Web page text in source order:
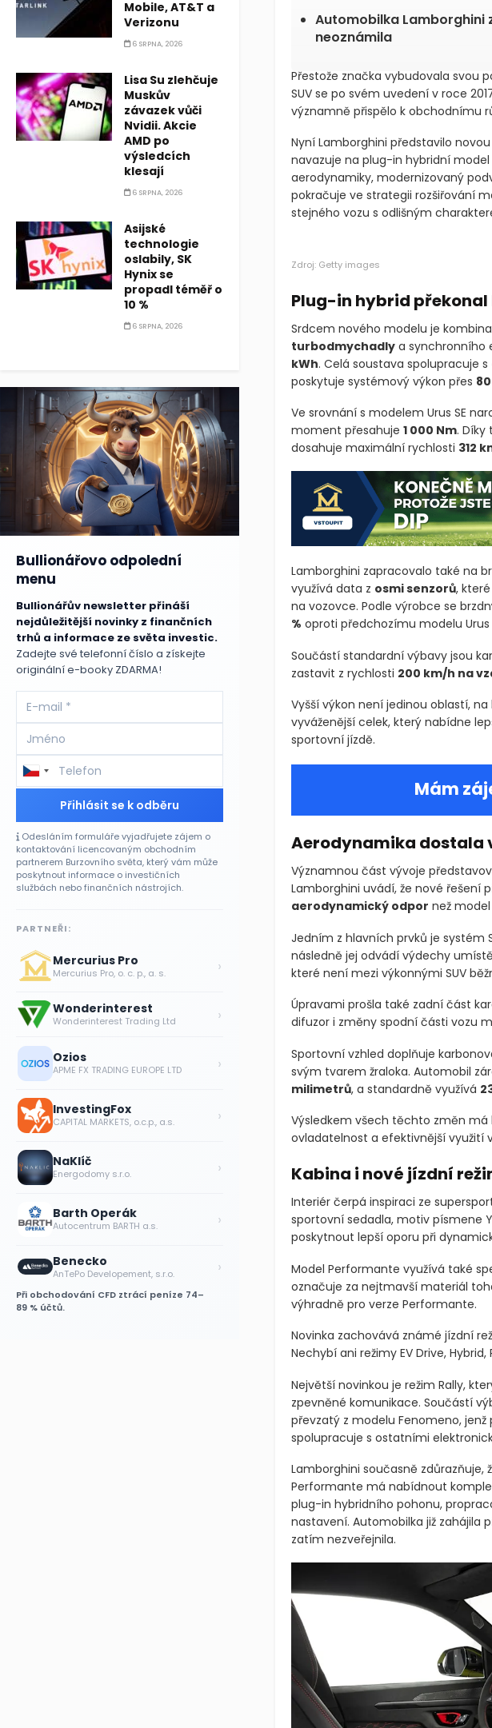
Automobilka
neoznámila
Přestože značka vybudovala svou
SUV se po svém uvedení v roce
významně přispělo k obchodnímu
Nyní Lamborghini představilo
navazuje na plug-in hybridní model
aerodynamiky, modernizovaný
pokračuje ve strategii rozšiřování
stejného vozu s odlišným
Zdroj: Getty images
Plug-in hybrid
Srdcem nového modelu je
turbodmychadlya synchronního
kWh. Celá soustava spolupracuje s
poskytuje systémový výkon přes
Ve srovnání s modelem Urus SE
moment přesahuje 1 000 Nm. Díky
dosahuje maximální rychlosti 312
Lamborghini zapracovalo také na
využívá data z osmi senzorů,
na vozovce. Podle výrobce se
% oproti předchozímu modelu
Součástí standardní výbavy jsou
zastavit z rychlosti 200 km/h na
Vyšší výkon není jedinou oblastí,
vyváženější celek, který nabídne
sportovní jízdě.
Mám
Aerodynamika dostala
Významnou část vývoje
Lamborghini uvádí, že nové řešení
aerodynamický odpor než model
Jedním z hlavních prvků je systém
následně jej odvádí výdechy
které není mezi výkonnými SUV
Úpravami prošla také zadní část
difuzor i změny spodní části vozu
Sportovní vzhled doplňuje
svým tvarem žraloka. Automobil
milimetrů, a standardně využívá
Výsledkem všech těchto změn má
ovladatelnost a efektivnější využití
Kabina i nové jízdní
Interiér čerpá inspiraci ze
sportovní sedadla, motiv písmene
poskytnout lepší oporu při
Model Performante využívá také
označuje za nejtmavší materiál
výhradně pro verze Performante.
Novinka zachovává známé jízdní
Nechybí ani režimy EV Drive,
Největší novinkou je režim Rally,
zpevněné komunikace. Součástí
převzatý z modelu Fenomeno,
spolupracuje s ostatními
Lamborghini současně zdůrazňuje,
Performante má nabídnout
plug-in hybridního pohonu,
nastavení. Automobilka již zahájila
zatím nezveřejnila.
Mobile, AT&T a
Verizonu
6 SRPNA, 2026
Lisa Su zlehčuje
Muskův
závazek vůči
Nvidii. Akcie
AMD po
výsledcích
klesají
6 SRPNA, 2026
Asijské
technologie
oslabily, SK
Hynix se
propadl téměř o
10 %
6 SRPNA, 2026
Bullionářovo odpolední
menu
Bullionářův newsletter přináší
nejdůležitější novinky z finančních
trhů a informace ze světa investic.
Zadejte své telefonní číslo a získejte
originální e-booky ZDARMA!
Přihlásit se k odběru
Odesláním formuláře vyjadřujete zájem o
kontaktování licencovaným obchodním
partnerem Burzovního světa, který vám může
poskytnout informace o investičních
službách nebo finančních nástrojích.
PARTNEŘI:
Mercurius Pro
Mercurius Pro, o. c. p., a. s. ›
Wonderinterest
Wonderinterest Trading Ltd ›
Ozios
APME FX TRADING EUROPE LTD ›
InvestingFox
CAPITAL MARKETS, o.c.p., a.s. ›
NaKlíč
Energodomy s.r.o. ›
Barth Operák
Autocentrum BARTH a.s. ›
Benecko
AnTePo Developement, s.r.o. ›
Při obchodování CFD ztrácí peníze 74–
89 % účtů.